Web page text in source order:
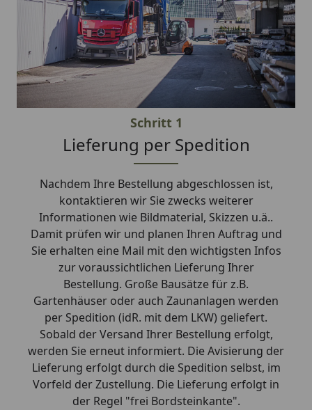
Schritt 1
Lieferung per Spedition
Nachdem Ihre Bestellung abgeschlossen ist,
kontaktieren wir Sie zwecks weiterer
Informationen wie Bildmaterial, Skizzen u.ä..
Damit prüfen wir und planen Ihren Auftrag und
Sie erhalten eine Mail mit den wichtigsten Infos
zur voraussichtlichen Lieferung Ihrer
Bestellung. Große Bausätze für z.B.
Gartenhäuser oder auch Zaunanlagen werden
per Spedition (idR. mit dem LKW) geliefert.
Sobald der Versand Ihrer Bestellung erfolgt,
werden Sie erneut informiert. Die Avisierung der
Lieferung erfolgt durch die Spedition selbst, im
Vorfeld der Zustellung. Die Lieferung erfolgt in
der Regel "frei Bordsteinkante".